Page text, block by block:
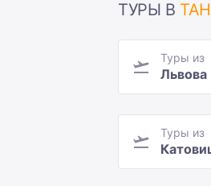
ТУРЫ В
Туры из
Львова
Туры из